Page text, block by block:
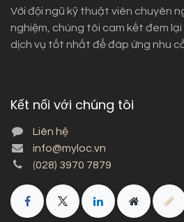
Với đội ngũ kỹ thuật viên chuyên
nghiệm, chúng tôi cam kết đem
dịch vụ tốt nhất để đáp ứng nhu
Kết nối với chúng tôi
Liên hệ
info@myloc.vn
(028) 3970 7879